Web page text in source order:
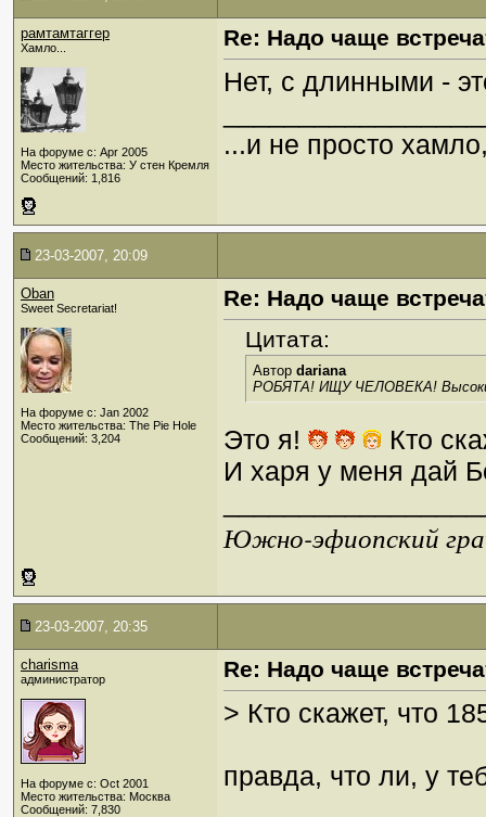
рамтамтаггер
Хамло...
На форуме с: Apr 2005
Место жительства: У стен Кремля
Сообщений: 1,816
Re: Надо чаще
Нет, с длинными -
...и не просто
23-03-2007, 20:09
Oban
Sweet Secretariat!
На форуме с: Jan 2002
Место жительства: The Pie Hole
Сообщений: 3,204
Re: Надо чаще
Цитата:
Автор dariana
РОБЯТА! ИЩУ ЧЕЛОВЕКА!
Это я!
Кто
И харя у меня дай
Южно-эфиопский
23-03-2007, 20:35
charisma
администратор
На форуме с: Oct 2001
Место жительства: Москва
Сообщений: 7,830
Re: Надо чаще
> Кто скажет, что
правда, что ли, у